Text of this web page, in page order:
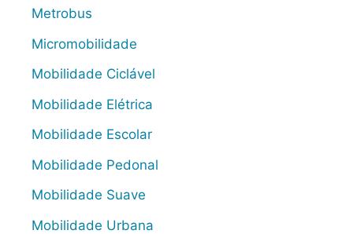
Metrobus
Micromobilidade
Mobilidade Ciclável
Mobilidade Elétrica
Mobilidade Escolar
Mobilidade Pedonal
Mobilidade Suave
Mobilidade Urbana